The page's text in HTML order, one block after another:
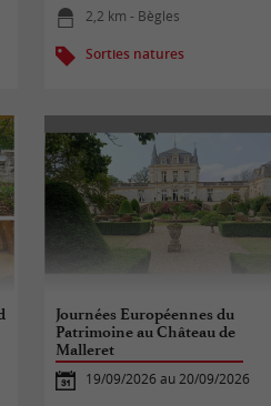
2,2 km - Bègles
Sorties natures
Journées Européennes du
Patrimoine au Château de
Malleret
19/09/2026 au 20/09/2026